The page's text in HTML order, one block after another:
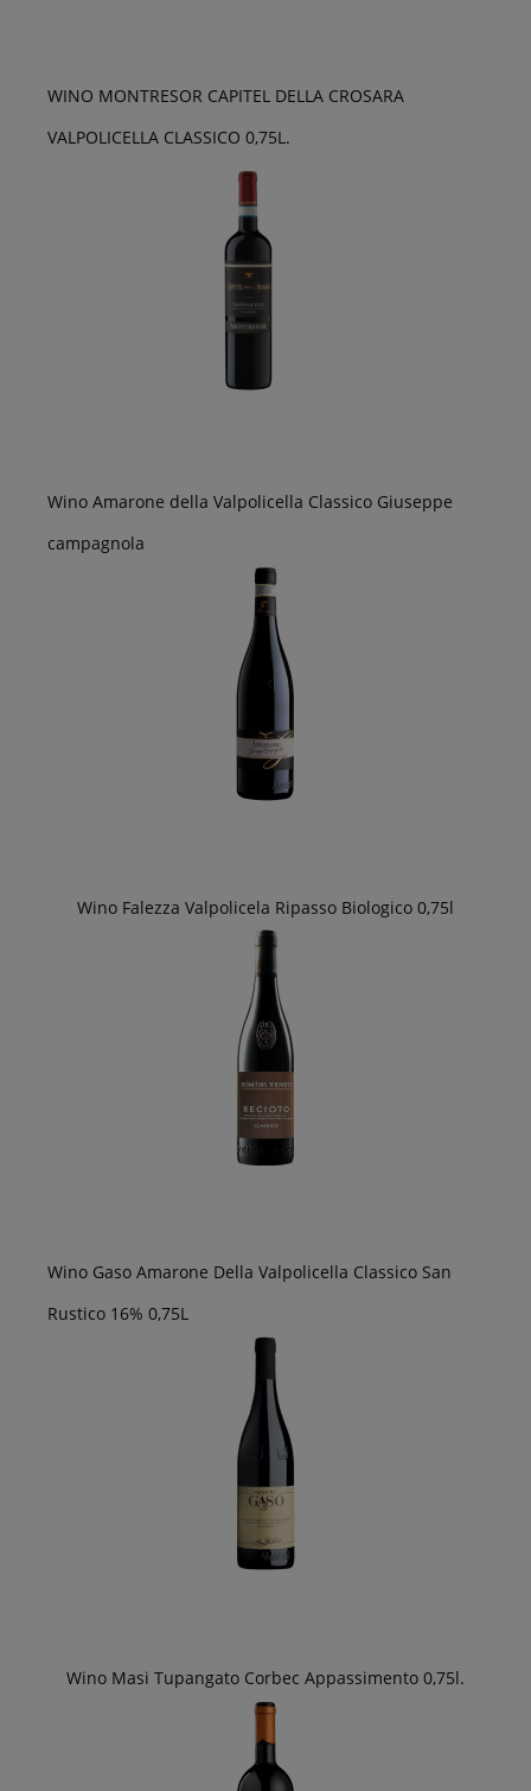
WINO MONTRESOR CAPITEL DELLA CROSARA
VALPOLICELLA CLASSICO 0,75L.
Wino Amarone della Valpolicella Classico Giuseppe
campagnola
Wino Falezza Valpolicela Ripasso Biologico 0,75l
Wino Gaso Amarone Della Valpolicella Classico San
Rustico 16% 0,75L
Wino Masi Tupangato Corbec Appassimento 0,75l.